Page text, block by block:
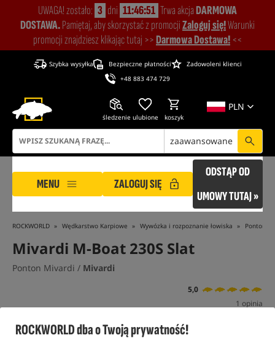
ROCKWORLD dba o Twoją prywatność!
UWAGA! zostało: 3 dni 11:46:51 Trwa akcjaDARMOWA
DOSTAWA.Pamiętaj, aby skorzystać z promocjiZaloguj się!Warunki
promocji znajdziesz klikając tutaj >>Darmowa Dostawa! <<
Szybka wysyłka Bezpieczne płatności
Zadowoleni klienci
+48 883 474 729
PLN
śledzenie ulubione koszyk
zaawansowane
MENU ZALOGUJ SIĘ
ODSTĄP OD
UMOWY TUTAJ »
ROCKWORLD Wędkarstwo Karpiowe Wywózka i rozpoznanie łowiska Pontony
Mivardi M-Boat 230S Slat
Ponton Mivardi / Mivardi
5,0
1 opinia
Promocja